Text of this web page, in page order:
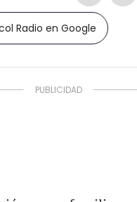
Radio en Google